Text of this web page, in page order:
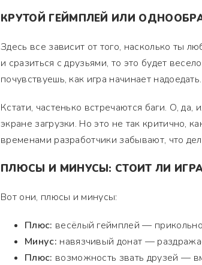
КРУТОЙ ГЕЙМПЛЕЙ ИЛИ
Здесь все зависит от того, насколько ты
и сразиться с друзьями, то это будет
почувствуешь, как игра начинает
Кстати, частенько встречаются баги. О,
экране загрузки. Но это не так критично,
временами разработчики забывают, что
ПЛЮСЫ И МИНУСЫ: СТОИТ ЛИ
Вот они, плюсы и минусы:
Плюс: весёлый геймплей — прикольно
Минус: навязчивый донат —
Плюс: возможность звать друзей —